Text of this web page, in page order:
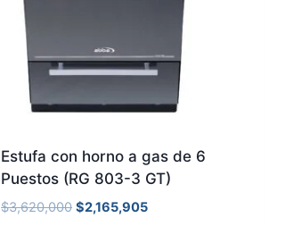
Estufa con horno a gas de 6
Puestos (RG 803-3 GT)
$3,620,000 $2,165,905